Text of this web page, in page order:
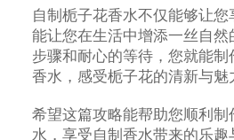
自制栀子花香水不仅能够让
能让您在生活中增添一丝自
步骤和耐心的等待，您就能
香水，感受栀子花的清新与魅
希望这篇攻略能帮助您顺利
水，享受自制香水带来的乐趣